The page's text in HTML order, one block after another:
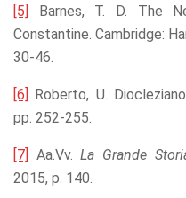
[5]
Barnes, T. D. The
Constantine. Cambridge:
30-46.
[6] Roberto, U.
pp. 252-255.
[7] Aa.Vv.La Grande
2015, p. 140.